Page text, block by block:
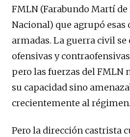
FMLN (Farabundo Martí
Nacional) que agrupó esas
armadas. La guerra civil se
ofensivas y
pero las fuerzas del FMLN
su capacidad sino
crecientemente al régimen.
Pero la dirección castrista